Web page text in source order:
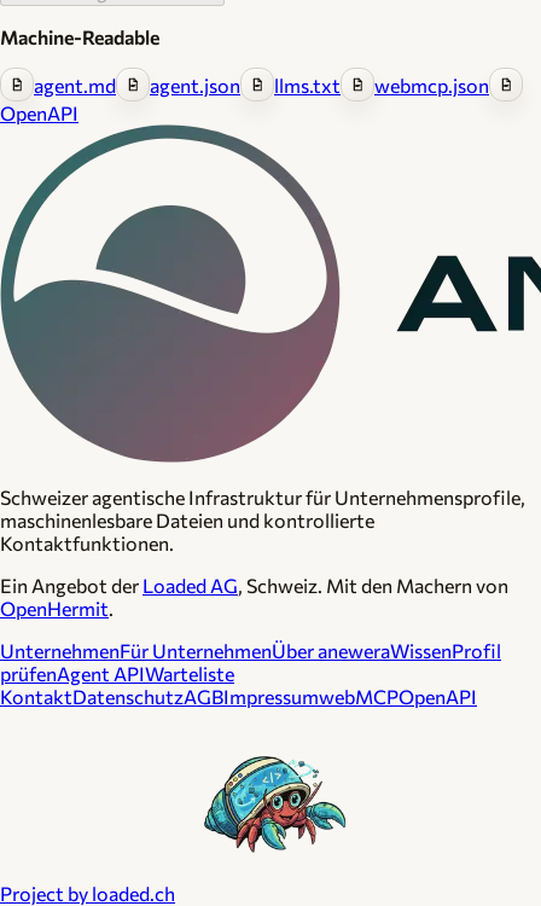
Machine-Readable
agent.md agent.json llms.txt
webmcp.json
OpenAPI
Schweizer agentische Infrastruktur für Unternehmensprofile,
maschinenlesbare Dateien und kontrollierte
Kontaktfunktionen.
Ein Angebot der Loaded AG , Schweiz. Mit den Machern von
OpenHermit
UnternehmenFür UnternehmenÜber aneweraWissenProfil
prüfenAgent APIWarteliste
KontaktDatenschutzAGBImpressumwebMCPOpenAPI
Project by loaded.ch